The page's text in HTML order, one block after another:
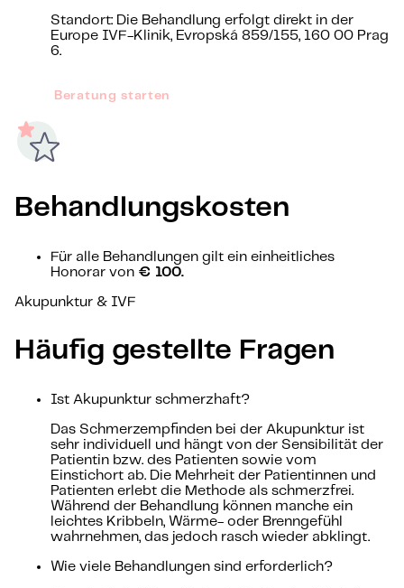
Standort: Die Behandlung erfolgt direkt in der
Europe IVF-Klinik, Evropská 859/155, 160 00 Prag
6.
Beratung starten
Behandlungskosten
Für alle Behandlungen gilt ein einheitliches
Honorar von € 100.
Akupunktur & IVF
Häufig gestellte Fragen
Ist Akupunktur schmerzhaft?
Das Schmerzempfinden bei der Akupunktur ist
sehr individuell und hängt von der Sensibilität der
Patientin bzw. des Patienten sowie vom
Einstichort ab. Die Mehrheit der Patientinnen und
Patienten erlebt die Methode als schmerzfrei.
Während der Behandlung können manche ein
leichtes Kribbeln, Wärme- oder Brenngefühl
wahrnehmen, das jedoch rasch wieder abklingt.
Wie viele Behandlungen sind erforderlich?